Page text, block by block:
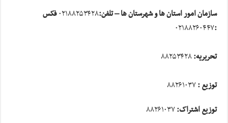
سازمان امور استان ها و شهرستان ها – تلفن:۰۲۱۸۸۲۵۳۴۲۸فکس
:۰۲۱۸۸۲۶۰۴۴۷
تحریریه:۸۸۲۵۳۴۲۸
توزیع :۸۸۲۶۱۰۳۷
توزیع اشتراک:۸۸۲۶۱۰۳۷